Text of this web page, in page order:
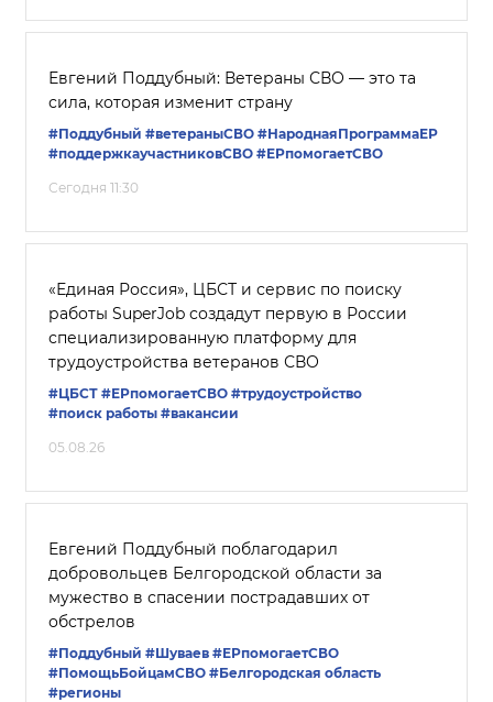
Евгений Поддубный: Ветераны СВО — это та
сила, которая изменит страну
#Поддубный #ветераныСВО #НароднаяПрограммаЕР
#поддержкаучастниковСВО #ЕРпомогаетСВО
Сегодня 11:30
«Единая Россия», ЦБСТ и сервис по поиску
работы SuperJob создадут первую в России
специализированную платформу для
трудоустройства ветеранов СВО
#ЦБСТ #ЕРпомогаетСВО #трудоустройство
#поиск работы #вакансии
05.08.26
Евгений Поддубный поблагодарил
добровольцев Белгородской области за
мужество в спасении пострадавших от
обстрелов
#Поддубный #Шуваев #ЕРпомогаетСВО
#ПомощьБойцамСВО #Белгородская область
#регионы